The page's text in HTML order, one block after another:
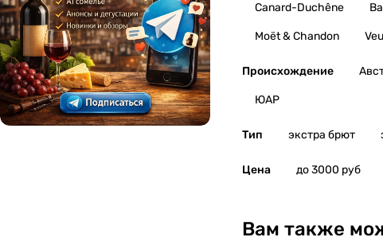
Canard-Duchêne
Moët & Chandon
Происхождение
ЮАР
Тип экстра брют
Цена до 3000 руб
Вам также